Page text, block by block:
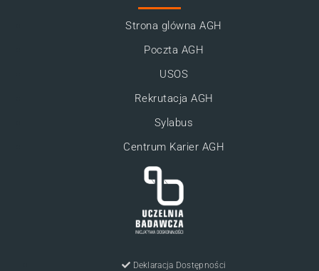
Strona glówna AGH
Poczta AGH
USOS
Rekrutacja AGH
Sylabus
Centrum Karier AGH
Deklaracja Dostępności